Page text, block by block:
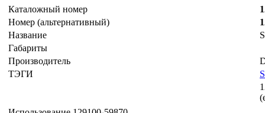
Каталожный номер
Номер (альтернативный)
Название
Габариты
Производитель
ТЭГИ